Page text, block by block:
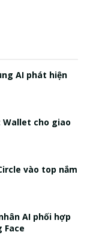
AI phát hiện
cho giao
vào top nắm
AI phối hợp